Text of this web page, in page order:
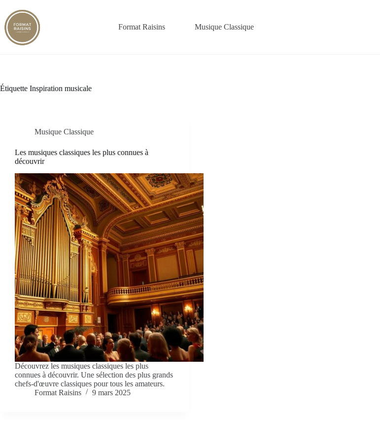
contenu
Format Raisins Musique Classique
Étiquette Inspiration musicale
Musique Classique
Les musiques classiques les plus connues à
découvrir
Découvrez les musiques classiques les plus
connues à découvrir. Une sélection des plus grands
chefs-d'œuvre classiques pour tous les amateurs.
Format Raisins
9 mars 2025